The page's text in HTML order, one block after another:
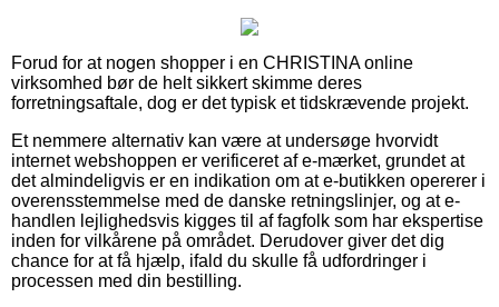
Forud for at nogen shopper i en CHRISTINA online
virksomhed bør de helt sikkert skimme deres
forretningsaftale, dog er det typisk et tidskrævende projekt.
Et nemmere alternativ kan være at undersøge hvorvidt
internet webshoppen er verificeret af e-mærket, grundet at
det almindeligvis er en indikation om at e-butikken opererer i
overensstemmelse med de danske retningslinjer, og at e-
handlen lejlighedsvis kigges til af fagfolk som har ekspertise
inden for vilkårene på området. Derudover giver det dig
chance for at få hjælp, ifald du skulle få udfordringer i
processen med din bestilling.